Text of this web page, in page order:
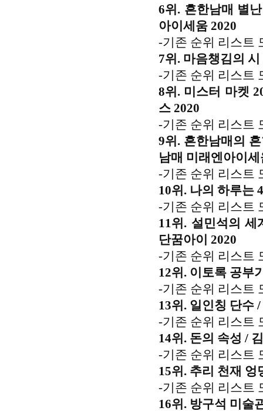
6위. 흔한남매 별
아이세움 2020
-기존 순위 리스트
7위. 마음챙김의
-기존 순위 리스트
8위. 미스터 마켓
스 2020
-기존 순위 리스트
9위. 흔한남매의
남매 미래엔아이세
-기존 순위 리스트
10위. 나의 하루는
-기존 순위 리스트
11위. 설민석의
단꿈아이 2020
-기존 순위 리스트
12위. 이토록 공부
-기존 순위 리스트
13위. 일인칭 단수
-기존 순위 리스트
14위. 돈의 속성 /
-기존 순위 리스트
15위. 추리 천재 엉
-기존 순위 리스트
16위. 방구석 미술